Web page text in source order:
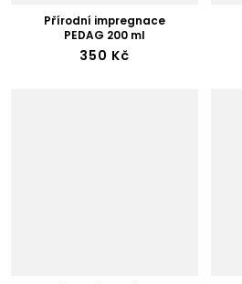
Přírodní impregnace
PEDAG 200 ml
350 Kč